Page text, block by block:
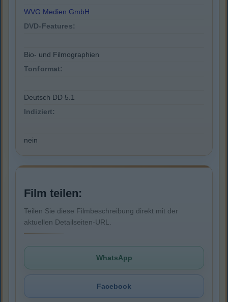
WVG Medien GmbH
DVD-Features:
Bio- und Filmographien
Tonformat:
Deutsch DD 5.1
Indiziert:
nein
Film teilen:
Teilen Sie diese Filmbeschreibung direkt mit der
aktuellen Detailseiten-URL.
WhatsApp
Facebook